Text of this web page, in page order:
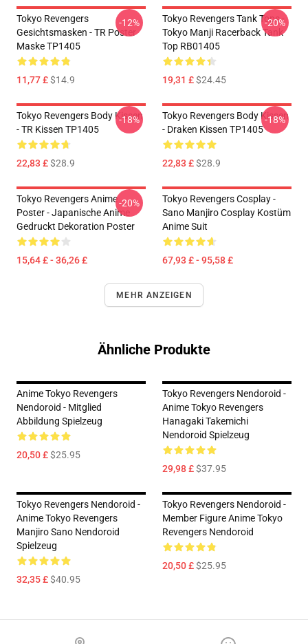
Tokyo Revengers
Gesichtsmasken - TR Poster
Maske TP1405
11,77 £$14.9
-12%
Tokyo Revengers Tank Tops -
Tokyo Manji Racerback Tank
Top RB01405
19,31 £$24.45
-20%
Tokyo Revengers Body Kissen
- TR Kissen TP1405
22,83 £$28.9
-18%
Tokyo Revengers Body Kissen
- Draken Kissen TP1405
22,83 £$28.9
-18%
Tokyo Revengers Anime
Poster - Japanische Anime
Gedruckt Dekoration Poster
15,64 £ - 36,26 £
-20%
Tokyo Revengers Cosplay -
Sano Manjiro Cosplay Kostüm
Anime Suit
67,93 £ - 95,58 £
MEHR ANZEIGEN
Ähnliche Produkte
Anime Tokyo Revengers
Nendoroid - Mitglied
Abbildung Spielzeug
20,50 £$25.95
Tokyo Revengers Nendoroid -
Anime Tokyo Revengers
Hanagaki Takemichi
Nendoroid Spielzeug
29,98 £$37.95
Tokyo Revengers Nendoroid -
Anime Tokyo Revengers
Manjiro Sano Nendoroid
Spielzeug
32,35 £$40.95
Tokyo Revengers Nendoroid -
Member Figure Anime Tokyo
Revengers Nendoroid
20,50 £$25.95